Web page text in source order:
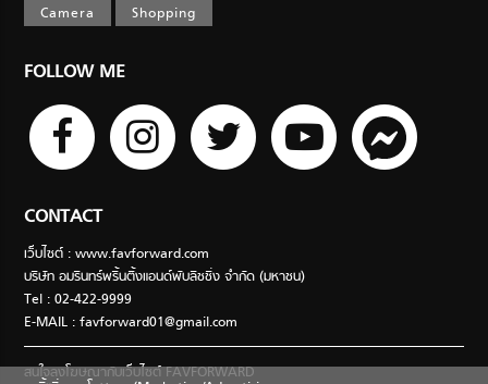
Camera
Shopping
FOLLOW ME
CONTACT
เว็บไซต์ : www.favforward.com
บริษัท อมรินทร์พริ้นติ้งแอนด์พับลิชชิ่ง จำกัด (มหาชน)
Tel : 02-422-9999
E-MAIL :favforward01@gmail.com
สนใจลงโฆษณากับเว็บไซต์ FAVFORWARD